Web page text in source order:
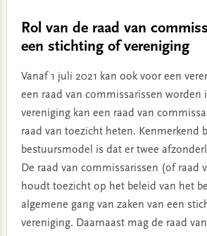
Rol van de raad van
een stichting of vereniging
Vanaf 1 juli 2021 kan ook voor een
een raad van commissarissen worden
vereniging kan een raad van
raad van toezicht heten. Kenmerkend
bestuursmodel is dat er twee
De raad van commissarissen (of raad
houdt toezicht op het beleid van het
algemene gang van zaken van een
vereniging. Daarnaast mag de raad